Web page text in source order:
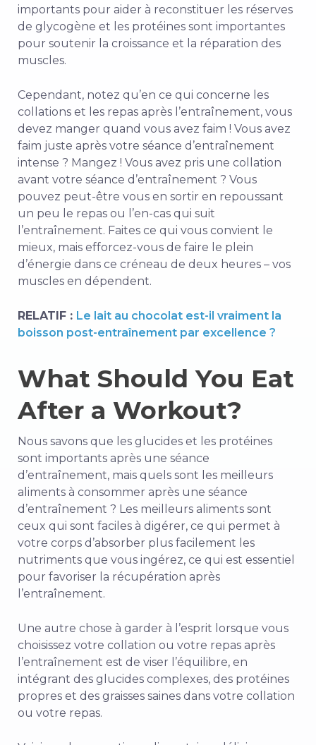
importants pour aider à reconstituer les réserves
de glycogène et les protéines sont importantes
pour soutenir la croissance et la réparation des
muscles.
Cependant, notez qu’en ce qui concerne les
collations et les repas après l’entraînement, vous
devez manger quand vous avez faim ! Vous avez
faim juste après votre séance d’entraînement
intense ? Mangez ! Vous avez pris une collation
avant votre séance d’entraînement ? Vous
pouvez peut-être vous en sortir en repoussant
un peu le repas ou l’en-cas qui suit
l’entraînement. Faites ce qui vous convient le
mieux, mais efforcez-vous de faire le plein
d’énergie dans ce créneau de deux heures – vos
muscles en dépendent.
RELATIF : Le lait au chocolat est-il vraiment la
boisson post-entraînement par excellence ?
What Should You Eat
After a Workout?
Nous savons que les glucides et les protéines
sont importants après une séance
d’entraînement, mais quels sont les meilleurs
aliments à consommer après une séance
d’entraînement ? Les meilleurs aliments sont
ceux qui sont faciles à digérer, ce qui permet à
votre corps d’absorber plus facilement les
nutriments que vous ingérez, ce qui est essentiel
pour favoriser la récupération après
l’entraînement.
Une autre chose à garder à l’esprit lorsque vous
choisissez votre collation ou votre repas après
l’entraînement est de viser l’équilibre, en
intégrant des glucides complexes, des protéines
propres et des graisses saines dans votre collation
ou votre repas.